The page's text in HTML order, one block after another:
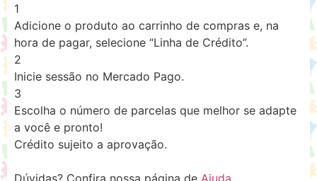
1
Adicione o produto ao carrinho de compras e, na
hora de pagar, selecione “Linha de Crédito”.
2
Inicie sessão no Mercado Pago.
3
Escolha o número de parcelas que melhor se adapte
a você e pronto!
Crédito sujeito a aprovação.